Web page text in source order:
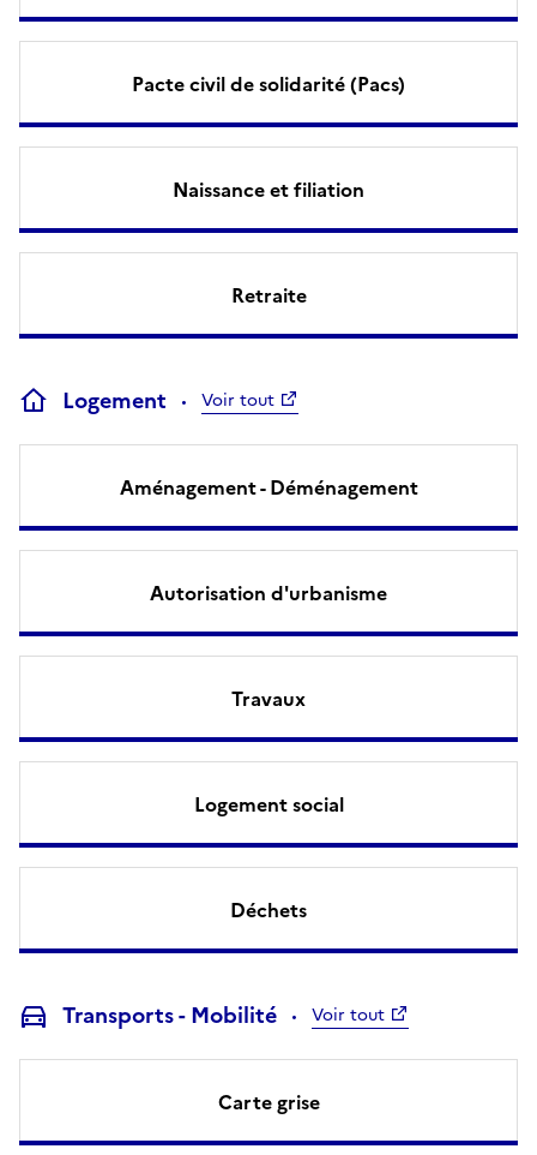
Pacte civil de solidarité (Pacs)
Naissance et filiation
Retraite
Logement Voir tout
Aménagement - Déménagement
Autorisation d'urbanisme
Travaux
Logement social
Déchets
Transports - Mobilité Voir tout
Carte grise